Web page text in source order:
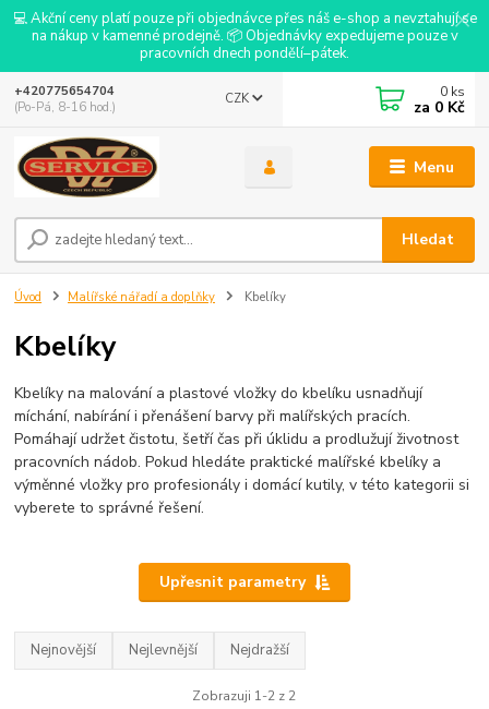
💻 Akční ceny platí pouze při objednávce přes náš e-shop a nevztahují se
na nákup v kamenné prodejně. 📦 Objednávky expedujeme pouze v
pracovních dnech pondělí–pátek.
Menu
CZK
Hledat
+420775654704
(Po-Pá, 8-16 hod.)
0 ks
za 0 Kč
Úvod Malířské nářadí a doplňky Kbelíky
Kbelíky
Kbelíky na malování a plastové vložky do kbelíku usnadňují
míchání, nabírání i přenášení barvy při malířských pracích.
Pomáhají udržet čistotu, šetří čas při úklidu a prodlužují životnost
pracovních nádob. Pokud hledáte praktické malířské kbelíky a
výměnné vložky pro profesionály i domácí kutily, v této kategorii si
vyberete to správné řešení.
Upřesnit parametry
Nejnovější Nejlevnější Nejdražší
Zobrazuji 1-2 z 2